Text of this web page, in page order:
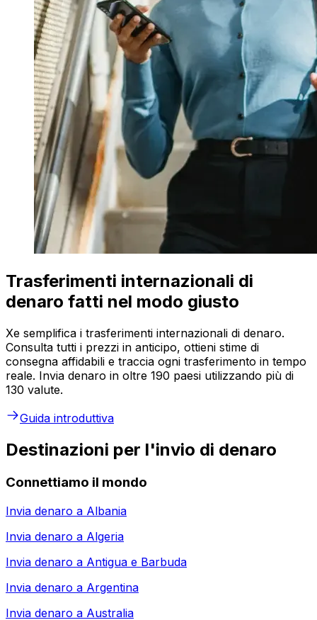
Trasferimenti internazionali di
denaro fatti nel modo giusto
Xe semplifica i trasferimenti internazionali di denaro.
Consulta tutti i prezzi in anticipo, ottieni stime di
consegna affidabili e traccia ogni trasferimento in tempo
reale. Invia denaro in oltre 190 paesi utilizzando più di
130 valute.
Guida introduttiva
Destinazioni per l'invio di denaro
Connettiamo il mondo
Invia denaro a Albania
Invia denaro a Algeria
Invia denaro a Antigua e Barbuda
Invia denaro a Argentina
Invia denaro a Australia